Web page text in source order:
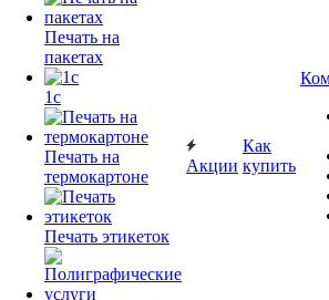
Печать на
пакетах
1c
Печать на
термокартоне
Печать этикеток
Акции
Как
купить